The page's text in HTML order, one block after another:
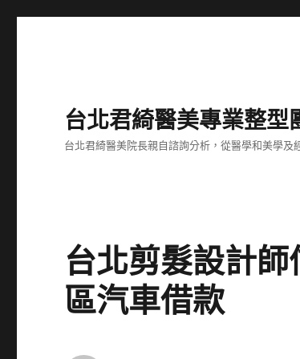
台北君綺醫美專業整型
台北君綺醫美院長親自諮詢分析，從醫學和美學
台北剪髮設計
區汽車借款